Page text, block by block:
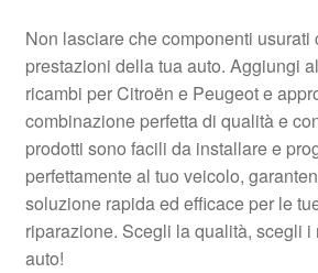
Non lasciare che componenti usurati
prestazioni della tua auto. Aggiungi
ricambi per Citroën e Peugeot e
combinazione perfetta di qualità e
prodotti sono facili da installare e
perfettamente al tuo veicolo,
soluzione rapida ed efficace per le
riparazione. Scegli la qualità, scegli i
auto!